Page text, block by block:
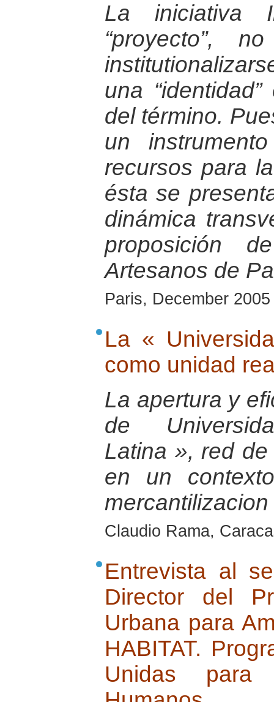
La iniciativa
“proyecto”,
una
del término.
un
recursos para
ésta se
dinámica
proposición
Artesanos de
Paris, December 2005
La «
como unidad
La apertura y
de
Latina », red
en un
Claudio Rama,
Entrevista al
Director del
Urbana para
HABITAT.
Unidas para